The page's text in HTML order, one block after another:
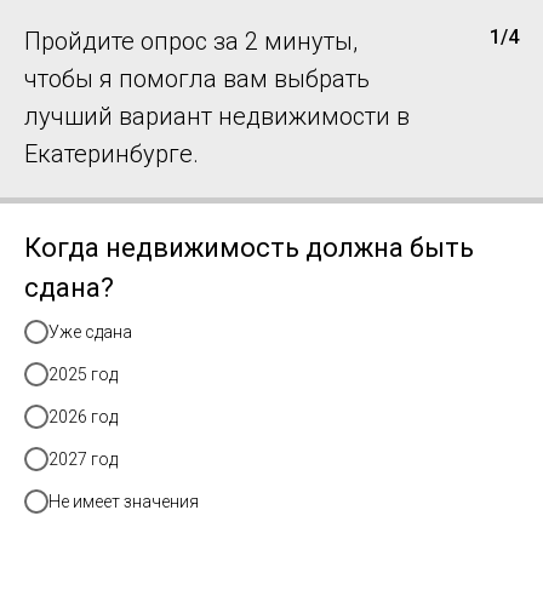
Пройдите опрос за 2 минуты,
чтобы я помогла вам выбрать
лучший вариант недвижимости в
Екатеринбурге.
1/4
Когда недвижимость должна быть
сдана?
Уже сдана
2025 год
2026 год
2027 год
Не имеет значения